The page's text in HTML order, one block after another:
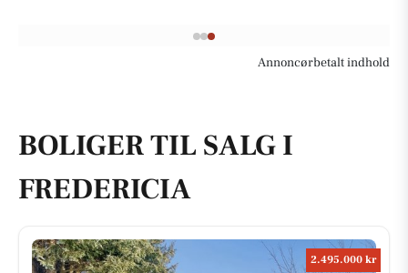
Annoncørbetalt indhold
BOLIGER TIL SALG I
FREDERICIA
2.495.000 kr